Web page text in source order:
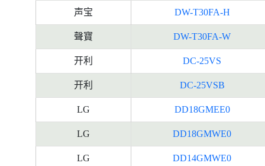
声宝 DW-T30FA-H
聲寶 DW-T30FA-W
开利 DC-25VS
开利 DC-25VSB
LG DD18GMEE0
LG DD18GMWE0
LG DD14GMWE0